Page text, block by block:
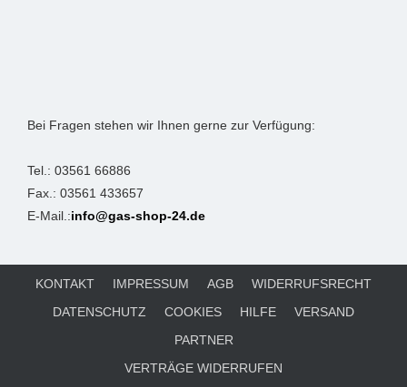
Bei Fragen stehen wir Ihnen gerne zur Verfügung:
Tel.: 03561 66886
Fax.: 03561 433657
E-Mail.:info@gas-shop-24.de
KONTAKT IMPRESSUM AGB
WIDERRUFSRECHT
DATENSCHUTZ
COOKIES HILFE
VERSAND
PARTNER
VERTRÄGE WIDERRUFEN